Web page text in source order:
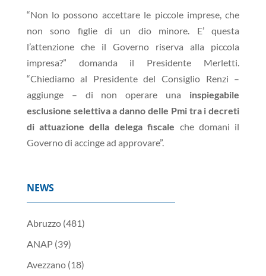
“Non lo possono accettare le piccole imprese, che
non sono figlie di un dio minore. E’ questa
l’attenzione che il Governo riserva alla piccola
impresa?” domanda il Presidente Merletti.
“Chiediamo al Presidente del Consiglio Renzi –
aggiunge – di non operare una inspiegabile
esclusione selettiva a danno delle Pmi tra i decreti
di attuazione della delega fiscale che domani il
Governo di accinge ad approvare”.
NEWS
Abruzzo(481)
ANAP(39)
Avezzano(18)